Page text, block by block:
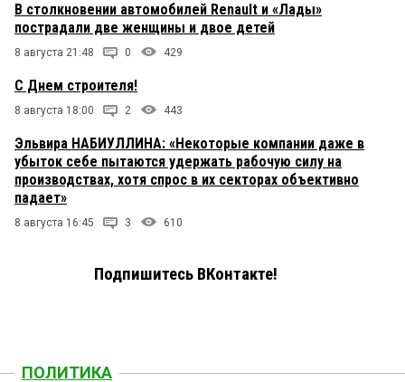
В столкновении автомобилей Renault и «Лады»
пострадали две женщины и двое детей
8 августа 21:48 0 429
С Днем строителя!
8 августа 18:00 2 443
Эльвира НАБИУЛЛИНА: «Некоторые компании даже в
убыток себе пытаются удержать рабочую силу на
производствах, хотя спрос в их секторах объективно
падает»
8 августа 16:45 3 610
Подпишитесь ВКонтакте!
ПОЛИТИКА